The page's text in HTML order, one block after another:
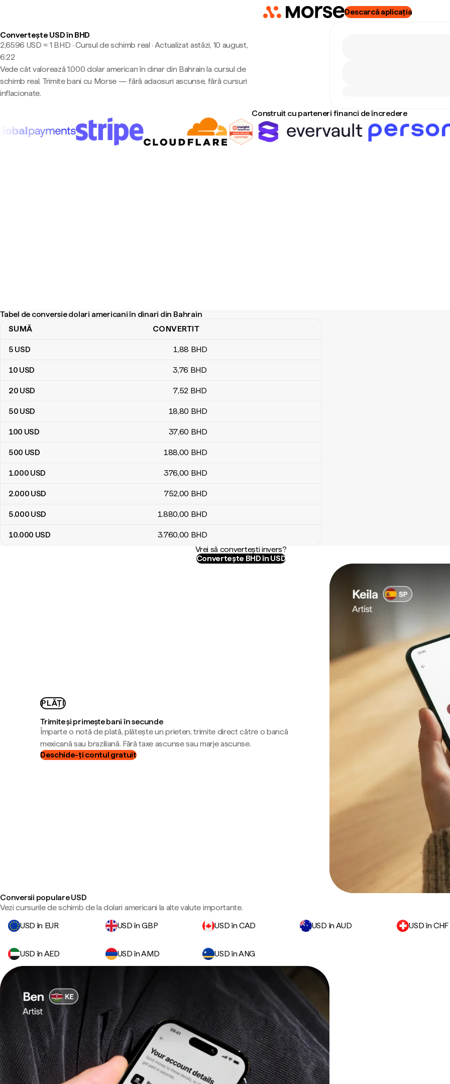
Descarcă aplicația
Convertește USD în BHD
2,6596 USD ≈ 1 BHD · Cursul de schimb real · Actualizat astăzi, 10 august,
6:22
Vede cât valorează 1.000 dolar american în dinar din Bahrain la cursul de
schimb real. Trimite bani cu Morse — fără adaosuri ascunse, fără cursuri
inflacionate.
Construit cu parteneri financi de încredere
Tabel de conversie dolari americani în dinari din Bahrain
Tabel de conversie dolari americani în dinari din Bahrain
SUMĂ CONVERTIT
5 USD 1,88 BHD
10 USD 3,76 BHD
20 USD 7,52 BHD
50 USD 18,80 BHD
100 USD 37,60 BHD
500 USD 188,00 BHD
1.000 USD 376,00 BHD
2.000 USD 752,00 BHD
5.000 USD 1.880,00 BHD
10.000 USD 3.760,00 BHD
Vrei să convertești invers?
Convertește BHD în USD
PLĂȚI
Trimite și primește bani în secunde
Împarte o notă de plată, plătește un prieten, trimite direct către o bancă
mexicană sau braziliană. Fără taxe ascunse sau marje ascunse.
Deschide-ți contul gratuit
Conversii populare USD
Vezi cursurile de schimb de la dolari americani la alte valute importante.
USD în EUR
USD în GBP USD în CAD USD în AUD USD în CHF
USD în AED USD în AMD USD în ANG